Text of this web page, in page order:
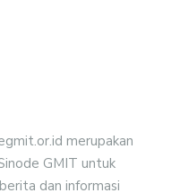
merupakan
GMIT untuk
dan informasi